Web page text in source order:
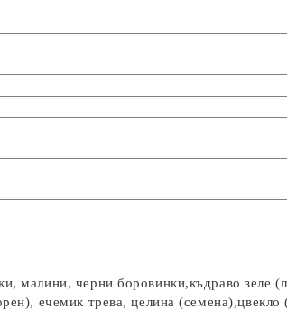
малини, черни боровинки,къдраво зеле
ечемик трева, целина (семена),цвекло